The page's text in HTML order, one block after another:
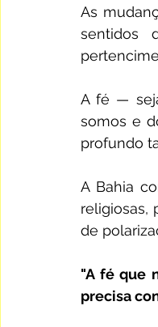
As
sentidos
A fé —
somos e
profundo
A Bahia
religiosas,
de
"A fé que
precisa